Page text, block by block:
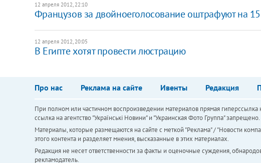
12 апреля 2012, 22:10
Французов за двойноеголосование оштрафуют на
12 апреля 2012, 20:05
В Египте хотят провести люстрацию
Про нас Реклама на сайте Ивенты Редакция
При полном или частичном воспроизведении материалов прямая
ссылка на агентство "Українськi Новини" и "Украинская Фото Группа" запрещено.
Материалы, которые размещаются на сайте с меткой "Реклама" / "Новости
этого контента и разделяет мнения, высказанные в этих материалах.
Редакция не несет ответственности за факты и оценочные суждения,
рекламодатель.